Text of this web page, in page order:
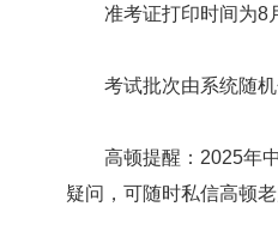
准考证打印时间为8月
考试批次由系统随机
高顿提醒：2025年中
疑问，可随时私信高顿